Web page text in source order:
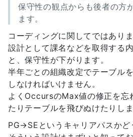
保守性の観点からも後者の方
ます。
コーディングに関してではあり
設計として課名などを取得する
と、保守性が下がります。
半年ごとの組織改定でテーブル
しなければいけません。
よくOccursのMax値の修正を忘
たりテーブルを飛びぬけたりしま
PG→SEというキャリアパスかど